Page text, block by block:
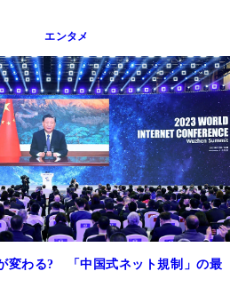
エンタメ
変わる? 「中国式ネット規制」の最